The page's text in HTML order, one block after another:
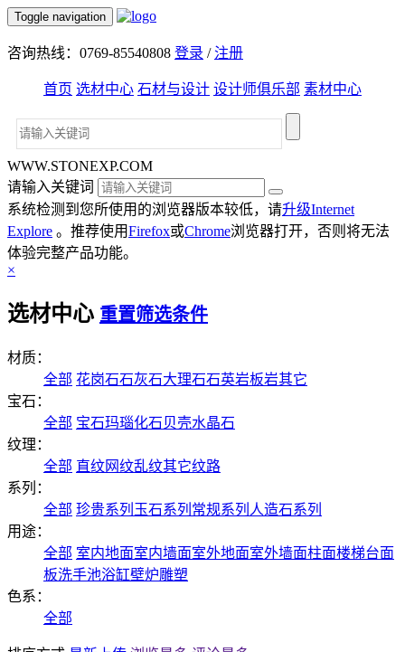
Toggle navigation
咨询热线：0769-85540808 登录 /注册
首页 选材中心 石材与设计 设计师俱乐部 素材中心
WWW.STONEXP.COM
请输入关键词
系统检测到您所使用的浏览器版本较低，请升级Internet
Explore 。推荐使用Firefox或Chrome浏览器打开，否则将无法
体验完整产品功能。
×
选材中心 重置筛选条件
材质：
全部 花岗石石灰石大理石石英岩板岩其它
宝石：
全部 宝石玛瑙化石贝壳水晶石
纹理：
全部 直纹网纹乱纹其它纹路
系列：
全部 珍贵系列 玉石系列 常规系列 人造石系列
用途：
全部 室内地面室内墙面室外地面室外墙面柱面楼梯台面
板洗手池浴缸壁炉雕塑
色系：
全部